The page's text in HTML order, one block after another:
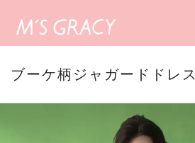
ブーケ柄ジャガードドレス